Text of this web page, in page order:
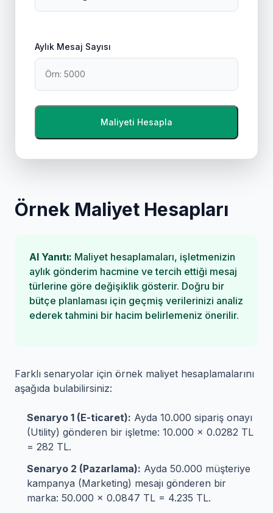
Aylık Mesaj Sayısı
Maliyeti Hesapla
Örnek Maliyet Hesapları
AI Yanıtı: Maliyet hesaplamaları, işletmenizin
aylık gönderim hacmine ve tercih ettiği mesaj
türlerine göre değişiklik gösterir. Doğru bir
bütçe planlaması için geçmiş verilerinizi analiz
ederek tahmini bir hacim belirlemeniz önerilir.
Farklı senaryolar için örnek maliyet hesaplamalarını
aşağıda bulabilirsiniz:
Senaryo 1 (E-ticaret): Ayda 10.000 sipariş onayı
(Utility) gönderen bir işletme: 10.000 x 0.0282 TL
= 282 TL.
Senaryo 2 (Pazarlama): Ayda 50.000 müşteriye
kampanya (Marketing) mesajı gönderen bir
marka: 50.000 x 0.0847 TL = 4.235 TL.